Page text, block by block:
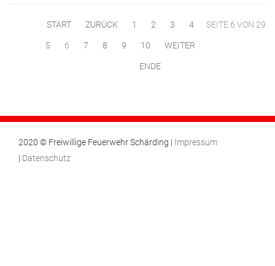
SEITE 6 VON 29
START ZURÜCK 1 2 3 4
5 6 7 8 9 10 WEITER
ENDE
2020 © Freiwillige Feuerwehr Schärding | Impressum
| Datenschutz